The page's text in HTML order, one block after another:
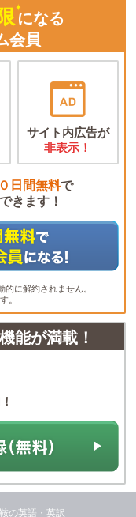
になる
会員
サイト内広告が
非表示！
日間無料で
きます！
に解約されません。
。
能が満載！
の英語・英訳